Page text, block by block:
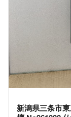
新潟県三条市